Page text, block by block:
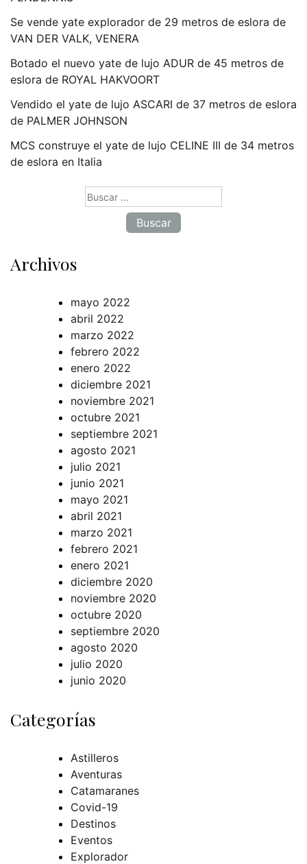
Se vende yate explorador de 29 metros de eslora de
VAN DER VALK, VENERA
Botado el nuevo yate de lujo ADUR de 45 metros de
eslora de ROYAL HAKVOORT
Vendido el yate de lujo ASCARI de 37 metros de eslora
de PALMER JOHNSON
MCS construye el yate de lujo CELINE III de 34 metros
de eslora en Italia
Archivos
mayo 2022
abril 2022
marzo 2022
febrero 2022
enero 2022
diciembre 2021
noviembre 2021
octubre 2021
septiembre 2021
agosto 2021
julio 2021
junio 2021
mayo 2021
abril 2021
marzo 2021
febrero 2021
enero 2021
diciembre 2020
noviembre 2020
octubre 2020
septiembre 2020
agosto 2020
julio 2020
junio 2020
Categorías
Astilleros
Aventuras
Catamaranes
Covid-19
Destinos
Eventos
Explorador